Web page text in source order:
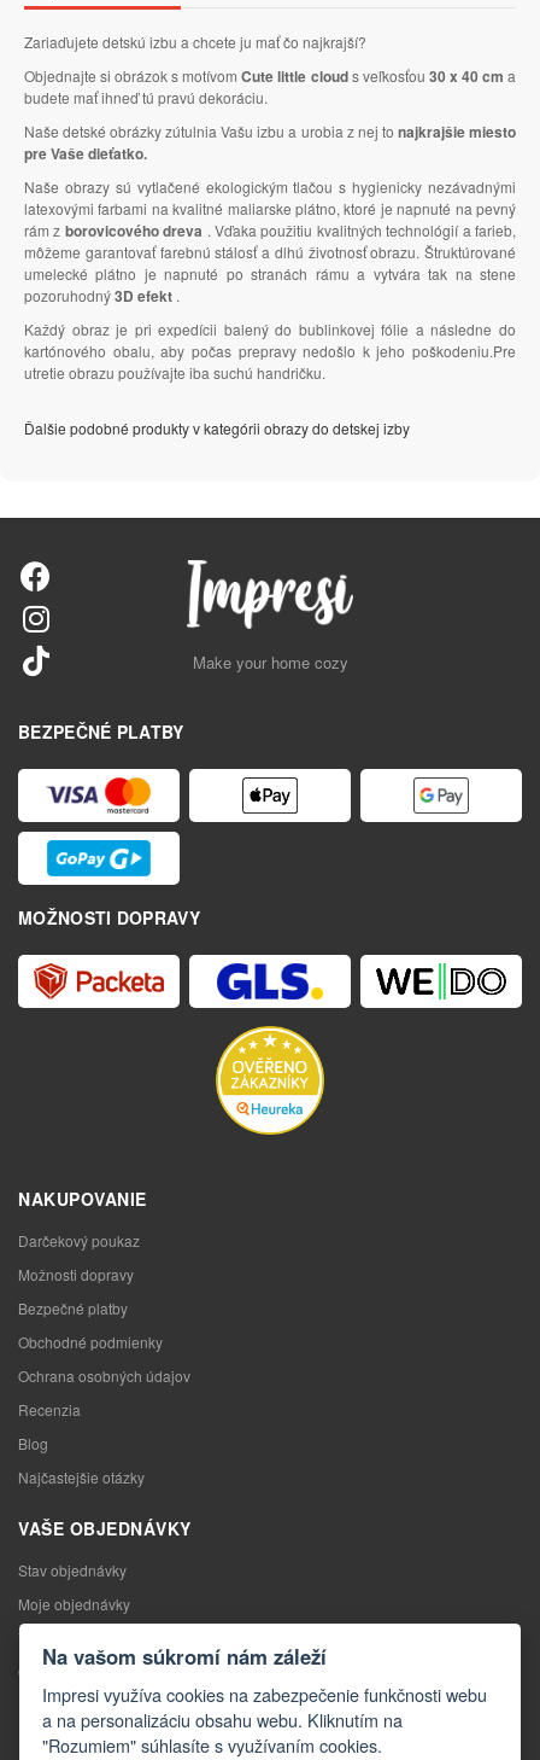
Zariaďujete detskú izbu a chcete ju mať čo najkrajší?
Objednajte si obrázok s motívomCute little clouds veľkosťou 30 x 40 cm a
budete mať ihneď tú pravú dekoráciu.
Naše detské obrázky zútulnia Vašu izbu a urobia z nej to najkrajšie miesto
pre Vaše dieťatko.
Naše obrazy sú vytlačené ekologickým tlačou s hygienicky nezávadnými
latexovými farbami na kvalitné maliarske plátno, ktoré je napnuté na pevný
rám z borovicového dreva . Vďaka použitiu kvalitných technológií a farieb,
môžeme garantovať farebnú stálosť a dlhú životnosť obrazu. Štruktúrované
umelecké plátno je napnuté po stranách rámu a vytvára tak na stene
pozoruhodný3D efekt .
Každý obraz je pri expedícii balený do bublinkovej fólie a následne do
kartónového obalu, aby počas prepravy nedošlo k jeho poškodeniu.Pre
utretie obrazu používajte iba suchú handričku.
Ďalšie podobné produkty v kategórii obrazy do detskej izby
Make your home cozy
BEZPEČNÉ PLATBY
MOŽNOSTI DOPRAVY
NAKUPOVANIE
Darčekový poukaz
Možnosti dopravy
Bezpečné platby
Obchodné podmienky
Ochrana osobných údajov
Recenzia
Blog
Najčastejšie otázky
VAŠE OBJEDNÁVKY
Stav objednávky
Moje objednávky
Výmena tovaru
Odstúpenie od kúpnej zmluvy
Reklamácia
Na vašom súkromí nám záleží
Impresi využíva cookies na zabezpečenie funkčnosti webu
a na personalizáciu obsahu webu. Kliknutím na
"Rozumiem" súhlasíte s využívaním cookies.